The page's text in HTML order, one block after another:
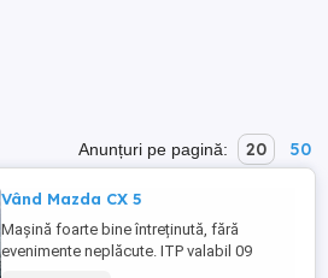
Anunțuri pe pagină: 20 50
Vând Mazda CX 5
Mașină foarte bine întreținută, fără
evenimente neplăcute. ITP valabil 09